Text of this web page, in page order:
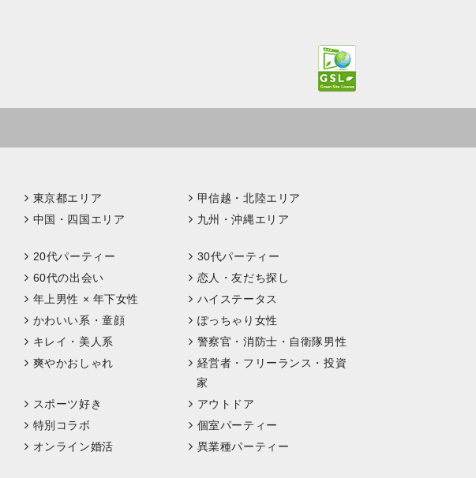
東京都エリア
甲信越・北陸エリア
中国・四国エリア 九州・沖縄エリア
20代パーティー
30代パーティー
60代の出会い
恋人・友だち探し
年上男性 × 年下女性
ハイステータス
かわいい系・童顔
ぽっちゃり女性
キレイ・美人系
警察官・消防士・自衛隊男性
爽やかおしゃれ
経営者・フリーランス・投資
家
スポーツ好き
アウトドア
特別コラボ
個室パーティー
オンライン婚活
異業種パーティー